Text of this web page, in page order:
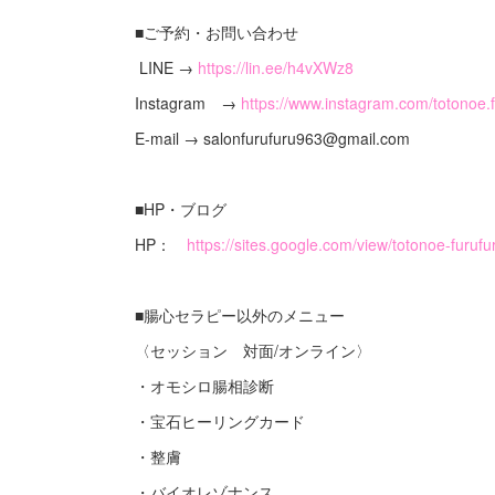
■ご予約・お問い合わせ
LINE → https://lin.ee/h4vXWz8
Instagram → https://www.instagram.com/
E-mail → salonfurufuru963@gmail.com
■HP・ブログ
HP： https://sites.google.com/view/totonoe-
■腸心セラピー以外のメニュー
〈セッション 対面/オンライン〉
・オモシロ腸相診断
・宝石ヒーリングカード
・整膚